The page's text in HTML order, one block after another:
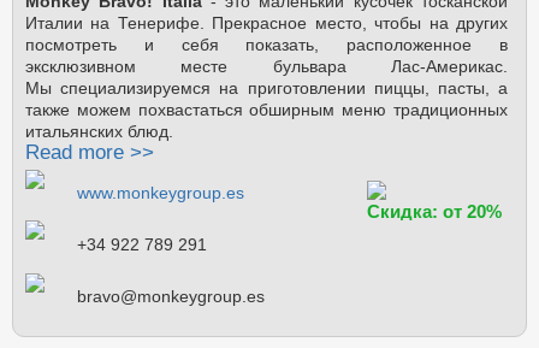
Италии на Тенерифе. Прекрасное место, чтобы на других
посмотреть и себя показать, расположенное в
эксклюзивном месте бульвара Лас-Америкас.
Мы специализируемся на приготовлении пиццы, пасты, а
также можем похвастаться обширным меню традиционных
итальянских блюд.
Read more >>
www.monkeygroup.es
+34 922 789 291
bravo@monkeygroup.es
Скидка: от 20%